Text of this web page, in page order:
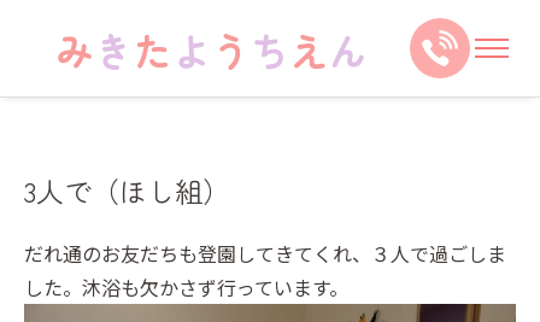
3人で（ほし組）
だれ通のお友だちも登園してきてくれ、３人で過ごしま
した。沐浴も欠かさず行っています。